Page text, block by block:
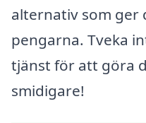
alternativ som ger
pengarna. Tveka
tjänst för att göra
smidigare!